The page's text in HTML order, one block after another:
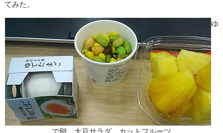
てみた。
ゆ